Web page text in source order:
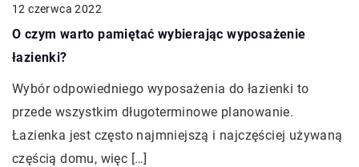
12 czerwca 2022
O czym warto pamiętać wybierając wyposażenie
łazienki?
Wybór odpowiedniego wyposażenia do łazienki to
przede wszystkim długoterminowe planowanie.
Łazienka jest często najmniejszą i najczęściej używaną
częścią domu, więc […]